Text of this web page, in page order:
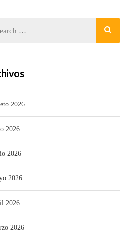
2026
2026
2026
2026
2026
2026